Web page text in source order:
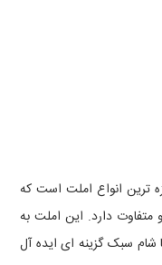
ترین انواع املت است که
دارد. این املت به
شام سبک گزینه ‌ای ایده آل